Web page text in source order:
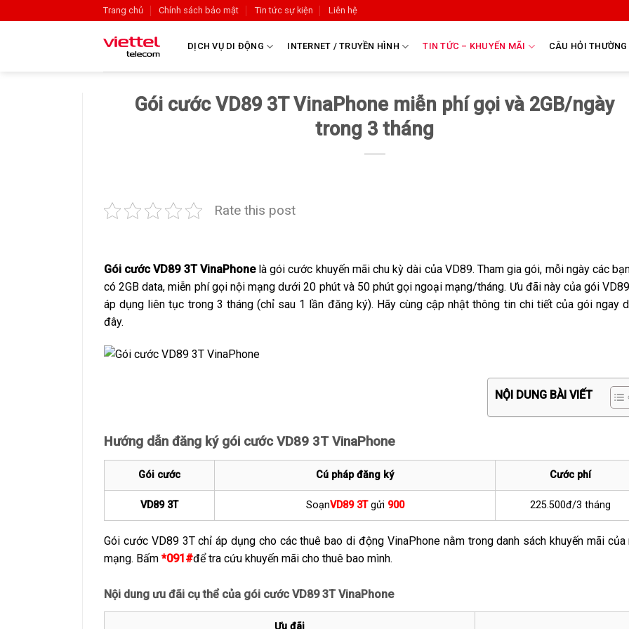
Trang chủ Chính sách bảo mật Tin tức sự kiện Liên hệ
DỊCH VỤ DI ĐỘNG INTERNET / TRUYỀN HÌNH TIN TỨC – KHUYẾN MÃI CÂU HỎI THƯỜNG
Gói cước VD89 3T VinaPhone miễn phí gọi và 2GB/ngày
trong 3 tháng
Rate this post
Gói cước VD89 3T VinaPhonelà gói cước khuyến mãi chu kỳ dài của VD89. Tham gia gói, mỗi ngày các
có 2GB data, miễn phí gọi nội mạng dưới 20 phút và 50 phút gọi ngoại mạng/tháng. Ưu đãi này của gói
áp dụng liên tục trong 3 tháng (chỉ sau 1 lần đăng ký). Hãy cùng cập nhật thông tin chi tiết của gói ngay
đây.
NỘI DUNG BÀI VIẾT
Hướng dẫn đăng ký gói cước VD89 3T VinaPhone
Gói cước Cú pháp đăng ký Cước phí
VD89 3T SoạnVD89 3Tgửi 900 225.500đ/3 tháng
Gói cước VD89 3T chỉ áp dụng cho các thuê bao di động VinaPhone nằm trong danh sách khuyến mãi của
mạng. Bấm *091#để tra cứu khuyến mãi cho thuê bao mình.
Nội dung ưu đãi cụ thể của gói cước VD89 3T VinaPhone